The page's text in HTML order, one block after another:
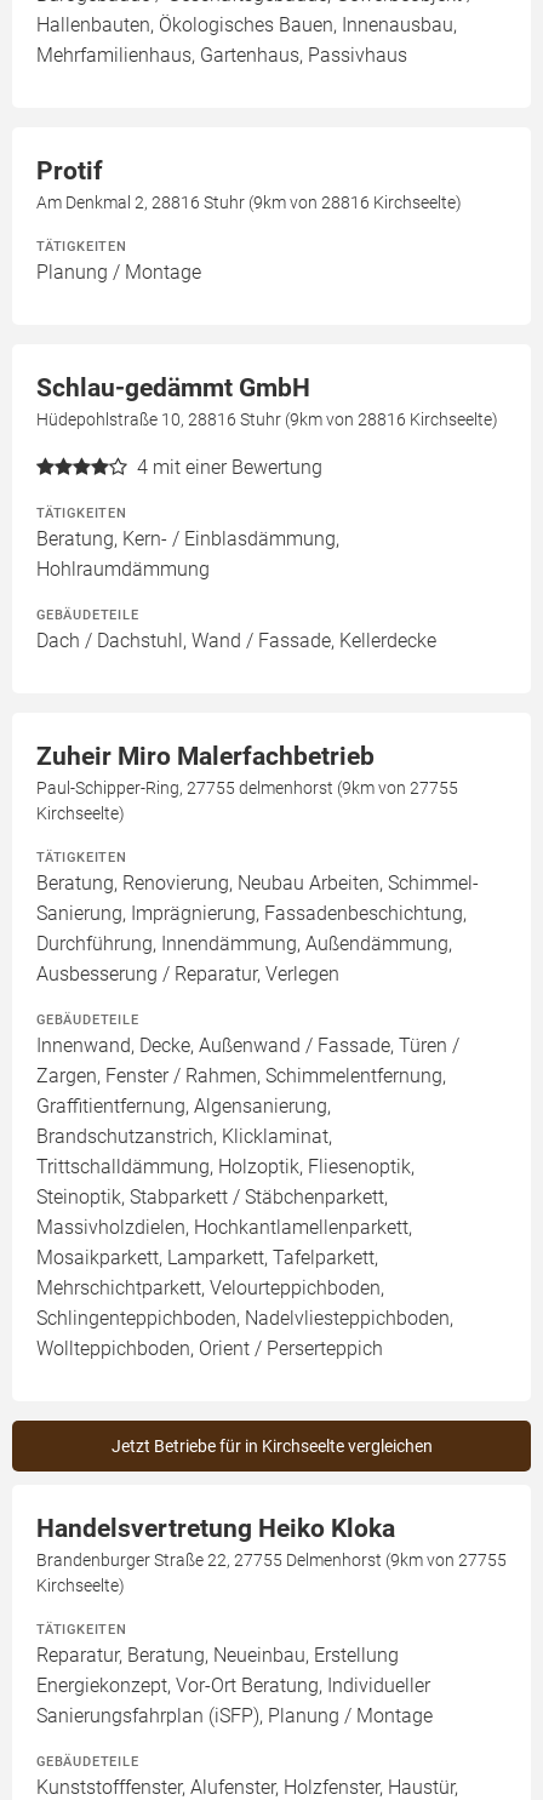
Hallenbauten, Ökologisches Bauen, Innenausbau,
Mehrfamilienhaus, Gartenhaus, Passivhaus
Protif
Am Denkmal 2, 28816 Stuhr (9km von 28816 Kirchseelte)
TÄTIGKEITEN
Planung / Montage
Schlau-gedämmt GmbH
Hüdepohlstraße 10, 28816 Stuhr (9km von 28816 Kirchseelte)
4 mit einer Bewertung
TÄTIGKEITEN
Beratung, Kern- / Einblasdämmung,
Hohlraumdämmung
GEBÄUDETEILE
Dach / Dachstuhl, Wand / Fassade, Kellerdecke
Zuheir Miro Malerfachbetrieb
Paul-Schipper-Ring, 27755 delmenhorst (9km von 27755
Kirchseelte)
TÄTIGKEITEN
Beratung, Renovierung, Neubau Arbeiten, Schimmel-
Sanierung, Imprägnierung, Fassadenbeschichtung,
Durchführung, Innendämmung, Außendämmung,
Ausbesserung / Reparatur, Verlegen
GEBÄUDETEILE
Innenwand, Decke, Außenwand / Fassade, Türen /
Zargen, Fenster / Rahmen, Schimmelentfernung,
Graffitientfernung, Algensanierung,
Brandschutzanstrich, Klicklaminat,
Trittschalldämmung, Holzoptik, Fliesenoptik,
Steinoptik, Stabparkett / Stäbchenparkett,
Massivholzdielen, Hochkantlamellenparkett,
Mosaikparkett, Lamparkett, Tafelparkett,
Mehrschichtparkett, Velourteppichboden,
Schlingenteppichboden, Nadelvliesteppichboden,
Wollteppichboden, Orient / Perserteppich
Jetzt Betriebe für in Kirchseelte vergleichen
Handelsvertretung Heiko Kloka
Brandenburger Straße 22, 27755 Delmenhorst (9km von 27755
Kirchseelte)
TÄTIGKEITEN
Reparatur, Beratung, Neueinbau, Erstellung
Energiekonzept, Vor-Ort Beratung, Individueller
Sanierungsfahrplan (iSFP), Planung / Montage
GEBÄUDETEILE
Kunststofffenster, Alufenster, Holzfenster, Haustür,